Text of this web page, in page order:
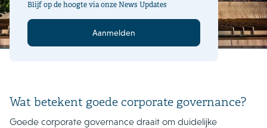
Blijf op de hoogte via onze News Updates
Aanmelden
Wat betekent goede corporate governance?
Goede corporate governance draait om duidelijke